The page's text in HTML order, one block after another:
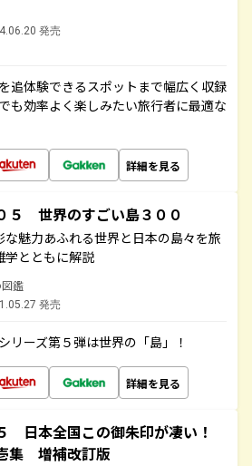
発売
追体験できるスポットまで幅広く収録
も効率よく楽しみたい旅行者に最適な
詳細を見る
５ 世界のすごい島３００
な魅力あふれる世界と日本の島々を旅
学とともに解説
鑑
発売
リーズ第５弾は世界の「島」！
詳細を見る
日本全国この御朱印が凄い！
集 増補改訂版